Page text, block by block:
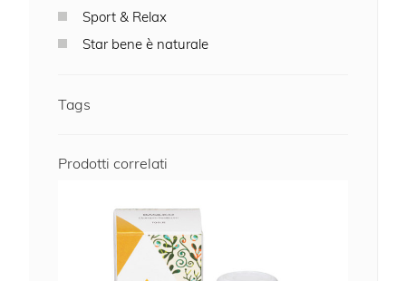
Sport & Relax
Star bene è naturale
Tags
Prodotti correlati